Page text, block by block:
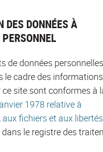
DES DONNÉES À
de données personnelles
le cadre des informations
site sont conformes à
1978 relative à
aux fichiers et aux libertés
le registre des